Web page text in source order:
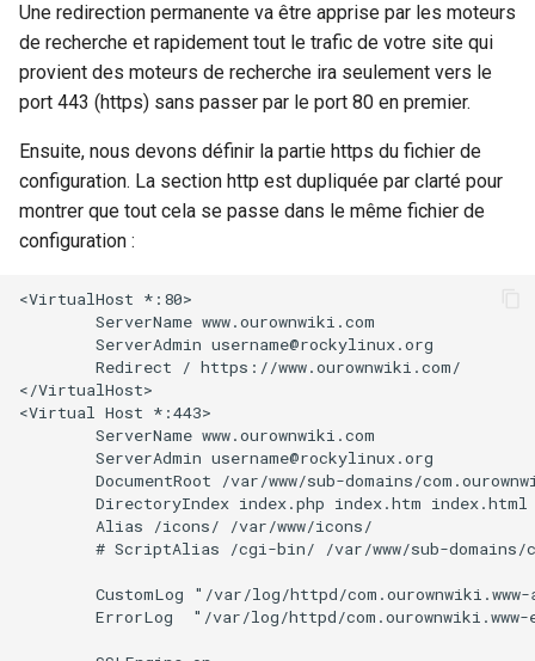
Une redirection permanente va être apprise par les moteurs
de recherche et rapidement tout le trafic de votre site qui
provient des moteurs de recherche ira seulement vers le
port 443 (https) sans passer par le port 80 en premier.
Ensuite, nous devons définir la partie https du fichier de
configuration. La section http est dupliquée par clarté pour
montrer que tout cela se passe dans le même fichier de
configuration :
<VirtualHost *:80>
        ServerName www.ourownwiki.com
        ServerAdmin username@rockylinux.org
        Redirect / https://www.ourownwiki.com/
</VirtualHost>
<Virtual Host *:443>
        ServerName www.ourownwiki.com
        ServerAdmin username@rockylinux.org
DocumentRoot /var/www/sub-domains/
        DirectoryIndex index.php index.htm index.html
        Alias /icons/ /var/www/icons/
# ScriptAlias /cgi-bin/ /var/www/sub-
CustomLog "/var/log/httpd/
ErrorLog  "/var/log/httpd/com.ourownwiki.www-